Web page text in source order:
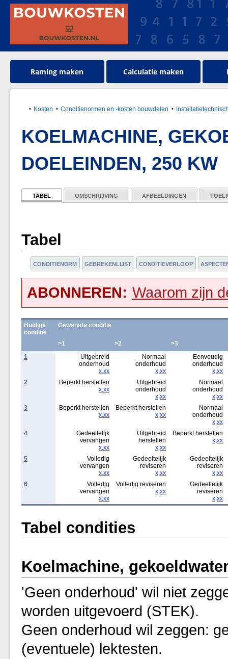
Raming maken Calculatie maken
Kosten Conditienormen en -kosten bouwdelen
KOELMACHINE,
DOELEINDEN, 250 KW
TABEL OMSCHRIJVING AFBEELDINGEN
Tabel
CONDITIENORM GEBREKENLIJST CONDITIEVERLOOP
ABONNEREN: Waarom zijn
Huidige
conditie
Gewenste conditie
>1 >2 >3
1
Uitgebreid
onderhoud
x,xx
Normaal
onderhoud
x,xx
Eenvoudig
onderhoud
x,xx
2
Beperkt herstellen
x,xx
Uitgebreid
onderhoud
x,xx
Normaal
onderhoud
x,xx
3
Beperkt herstellen
x,xx
Beperkt herstellen
x,xx
Normaal
onderhoud
x,xx
4
Gedeeltelijk
vervangen
x,xx
Uitgebreid
herstellen
x,xx
Beperkt herstellen
x,xx
5
Volledig
vervangen
x,xx
Gedeeltelijk
reviseren
x,xx
Gedeeltelijk
reviseren
x,xx
6
Volledig
vervangen
x,xx
Volledig reviseren
x,xx
Gedeeltelijk
reviseren
x,xx
Tabel condities
Koelmachine,
'Geen onderhoud' wil niet
worden uitgevoerd (STEK).
Geen onderhoud wil zeggen:
(eventuele) lektesten.